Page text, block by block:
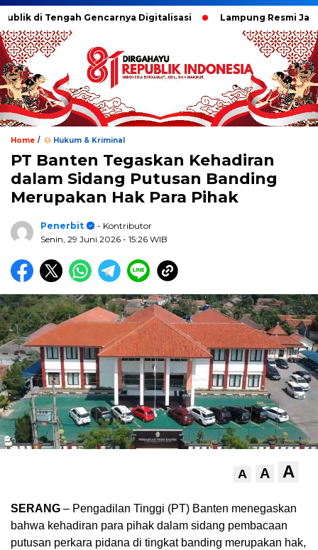
di Tengah Gencarnya Digitalisasi Lampung Resmi Jadi
Home / Hukum & Kriminal
PT Banten Tegaskan Kehadiran
dalam Sidang Putusan Banding
Merupakan Hak Para Pihak
Penerbit
- Kontributor
Senin, 29 Juni 2026 - 15:26 WIB
A A A
SERANG – Pengadilan Tinggi (PT) Banten menegaskan
bahwa kehadiran para pihak dalam sidang pembacaan
putusan perkara pidana di tingkat banding merupakan hak,